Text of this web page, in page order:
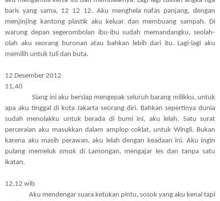
baris yang sama, 12 12 12. Aku menghela nafas panjang, dengan
menjinjing kantong plastik aku keluar dan membuang sampah. Di
warung depan segerombolan ibu-ibu sudah memandangku, seolah-
olah aku seorang buronan atau bahkan lebih dari itu. Lagi-lagi aku
memilih untuk tuli dan buta.
12 Desember 2012
11,40
Siang ini aku bersiap mengepak seluruh barang milikku, untuk
apa aku tinggal di kota Jakarta seorang diri. Bahkan sepertinya dunia
sudah menolakku untuk berada di bumi ini, aku lelah. Satu surat
perceraian aku masukkan dalam amplop coklat, untuk Wingli. Bukan
karena aku masih perawan, aku lelah dengan keadaan ini. Aku ingin
pulang memeluk emak di Lamongan, mengajar les dan tanpa satu
ikatan.
12.12 wib
Aku mendengar suara ketukan pintu, sosok yang aku kenal tapi